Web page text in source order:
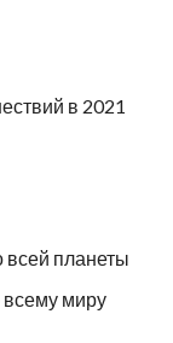
в 2021
планеты
миру